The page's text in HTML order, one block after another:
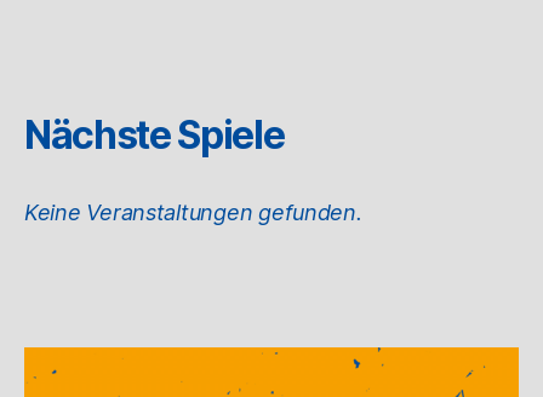
Nächste Spiele
Keine Veranstaltungen gefunden.